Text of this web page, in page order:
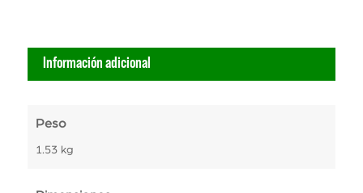
Información adicional
Peso
1.53 kg